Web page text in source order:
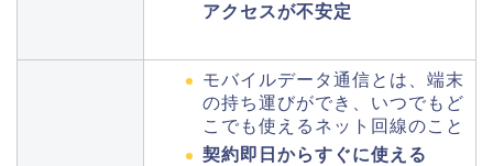
アクセスが不安定
モバイルデータ通信とは、端末
の持ち運びができ、いつでもど
こでも使えるネット回線のこと
契約即日からすぐに使える